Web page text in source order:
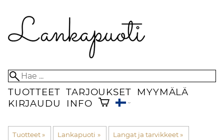
TUOTTEET TARJOUKSET
MYYMÄLÄ
KIRJAUDU
INFO
Tuotteet‪» Lankapuoti ‪» Langat ja tarvikkeet ‪»